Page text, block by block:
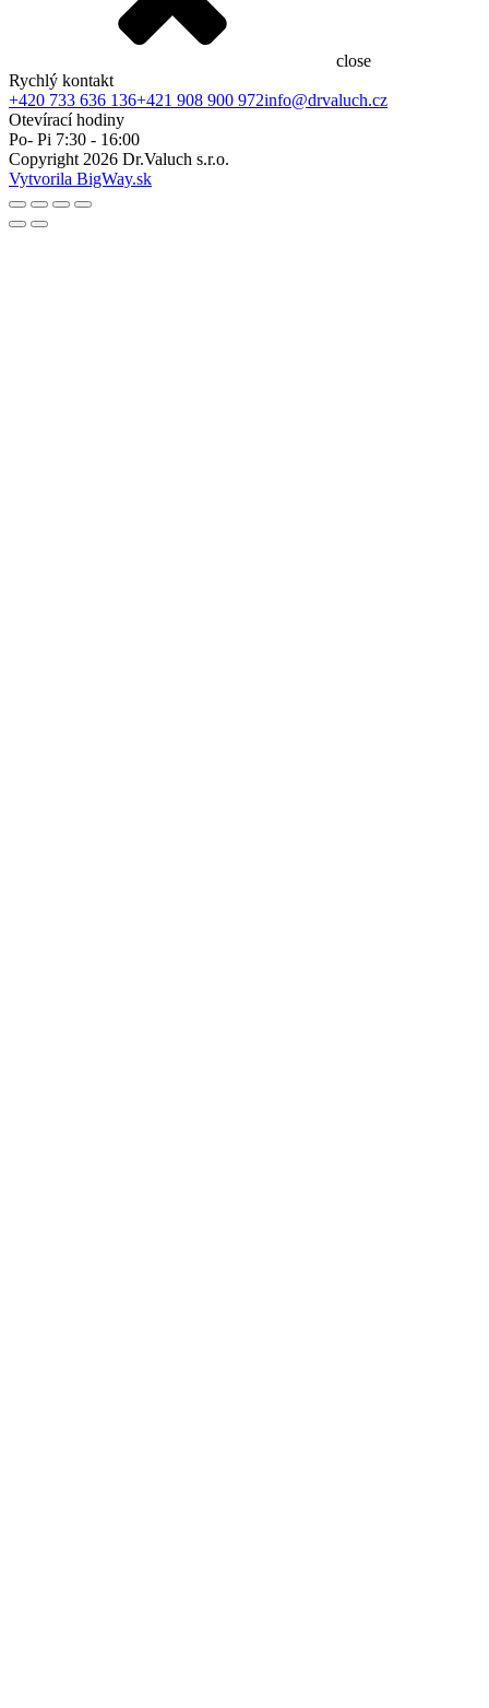
close
Rychlý kontakt
+420 733 636 136+421 908 900 972info@drvaluch.cz
Otevírací hodiny
Po- Pi 7:30 - 16:00
Copyright 2026 Dr.Valuch s.r.o.
Vytvorila BigWay.sk